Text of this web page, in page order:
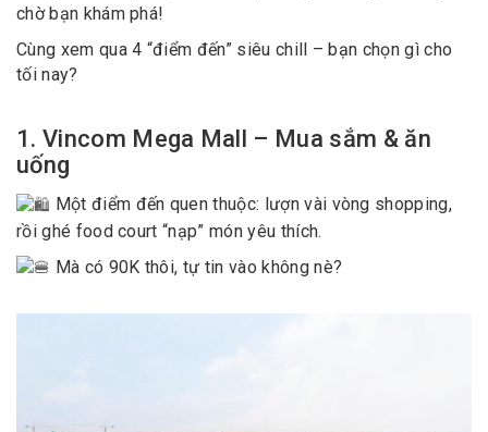
chờ bạn khám phá!
Cùng xem qua 4 “điểm đến” siêu chill – bạn chọn gì cho
tối nay?
1. Vincom Mega Mall – Mua sắm & ăn
uống
Một điểm đến quen thuộc: lượn vài vòng shopping,
rồi ghé food court “nạp” món yêu thích.
Mà có 90K thôi, tự tin vào không nè?